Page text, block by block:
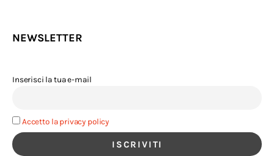
NEWSLETTER
Inserisci la tua e-mail
Accetto la privacy policy